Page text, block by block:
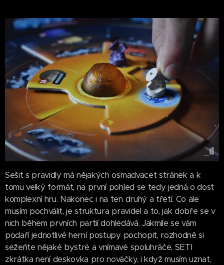
Sešit s pravidly má nějakých osmadvacet stránek a k
tomu velký formát, na první pohled se tedy jedná o dost
komplexní hru. Nakonec i na ten druhý a třetí. Co ale
musím pochválit, je struktura pravidel a to, jak dobře se v
nich během prvních partií dohledává. Jakmile se vám
podaří jednotlivé herní postupy pochopit, rozhodně si
sežeňte nějaké bystré a vnímavé spoluhráče, SETI
zkrátka není deskovka pro nováčky, i když musím uznat,